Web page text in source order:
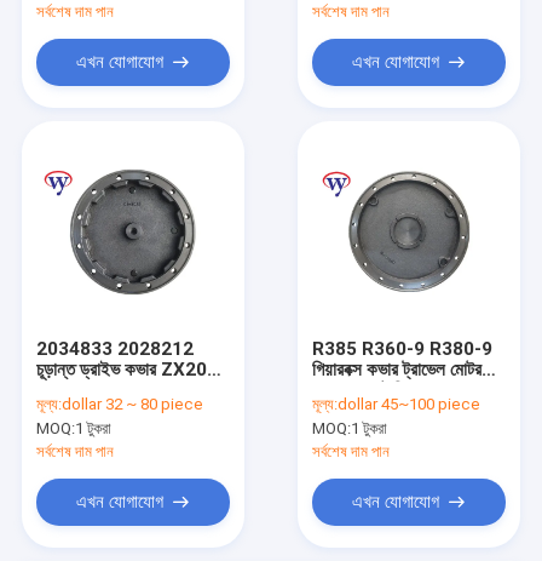
সর্বশেষ দাম পান
এখন যোগাযোগ
সর্বশেষ দাম পান
এখন যোগাযোগ
2034833 2028212
চূড়ান্ত ড্রাইভ কভার ZX200
জ্যাক্সিসের জন্য
মূল্য:dollar 32 ~ 80 piece
MOQ:1 টুকরা
সর্বশেষ দাম পান
এখন যোগাযোগ
R385 R360-9 R380-9
গিয়ারবক্স কভার ট্রাভেল মোটর
মূল্য:dollar 45~100 piece
MOQ:1 টুকরা
সর্বশেষ দাম পান
এখন যোগাযোগ